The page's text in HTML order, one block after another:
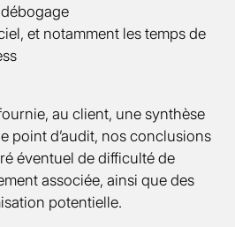
et notamment les temps de
au client, une synthèse
point d’audit, nos conclusions
éventuel de difficulté de
associée, ainsi que des
potentielle.